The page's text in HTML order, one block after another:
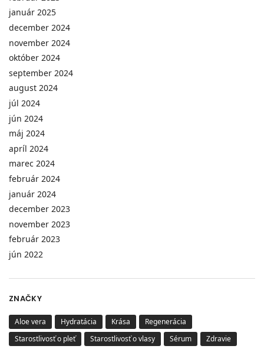
január 2025
december 2024
november 2024
október 2024
september 2024
august 2024
júl 2024
jún 2024
máj 2024
apríl 2024
marec 2024
február 2024
január 2024
december 2023
november 2023
február 2023
jún 2022
ZNAČKY
Aloe vera Hydratácia Krása
Regenerácia
Starostlivosť o pleť
Starostlivosť o vlasy Sérum Zdravie